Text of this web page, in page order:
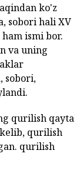
ko'z
sobori hali XV
ismi bor.
va uning
sobori,
qurilish qayta
qurilish
qurilish